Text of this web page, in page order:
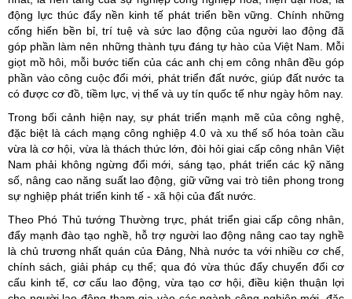
động lực thúc đẩy nền kinh tế phát triển bền vững. Chính những
cống hiến bền bỉ, trí tuệ và sức lao động của người lao động đã
góp phần làm nên những thành tựu đáng tự hào của Việt Nam. Mỗi
giọt mồ hôi, mỗi bước tiến của các anh chị em công nhân đều góp
phần vào công cuộc đổi mới, phát triển đất nước, giúp đất nước ta
có được cơ đồ, tiềm lực, vị thế và uy tín quốc tế như ngày hôm nay.
Trong bối cảnh hiện nay, sự phát triển mạnh mẽ của công nghệ,
đặc biệt là cách mạng công nghiệp 4.0 và xu thế số hóa toàn cầu
vừa là cơ hội, vừa là thách thức lớn, đòi hỏi giai cấp công nhân Việt
Nam phải không ngừng đổi mới, sáng tạo, phát triển các kỹ năng
số, nâng cao năng suất lao động, giữ vững vai trò tiên phong trong
sự nghiệp phát triển kinh tế - xã hội của đất nước.
Theo Phó Thủ tướng Thường trực, phát triển giai cấp công nhân,
đẩy mạnh đào tạo nghề, hỗ trợ người lao động nâng cao tay nghề
là chủ trương nhất quán của Đảng, Nhà nước ta với nhiều cơ chế,
chính sách, giải pháp cụ thể; qua đó vừa thúc đẩy chuyển đổi cơ
cấu kinh tế, cơ cấu lao động, vừa tạo cơ hội, điều kiện thuận lợi